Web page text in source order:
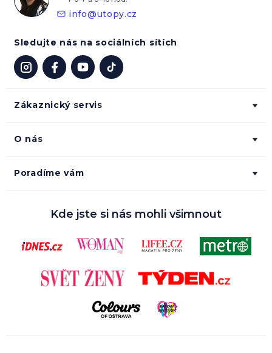
Zákaznický servis
O nás
Poradíme vám
info@utopy.cz
Sledujte nás na sociálních sítích
Kde jste si nás mohli všimnout